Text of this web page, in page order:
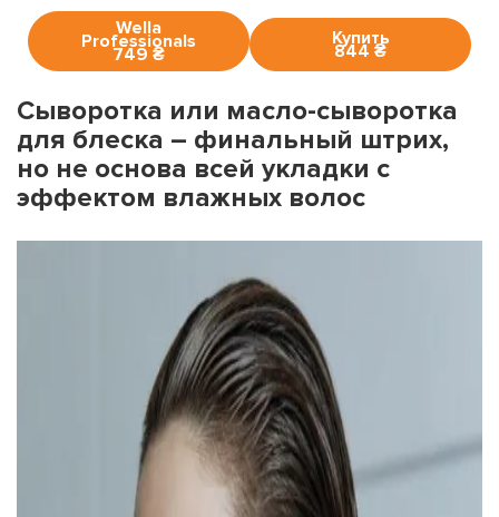
Wella
Professionals
749 ₴
Купить
844 ₴
Сыворотка или масло-сыворотка
для блеска – финальный штрих,
но не основа всей укладки с
эффектом влажных волос